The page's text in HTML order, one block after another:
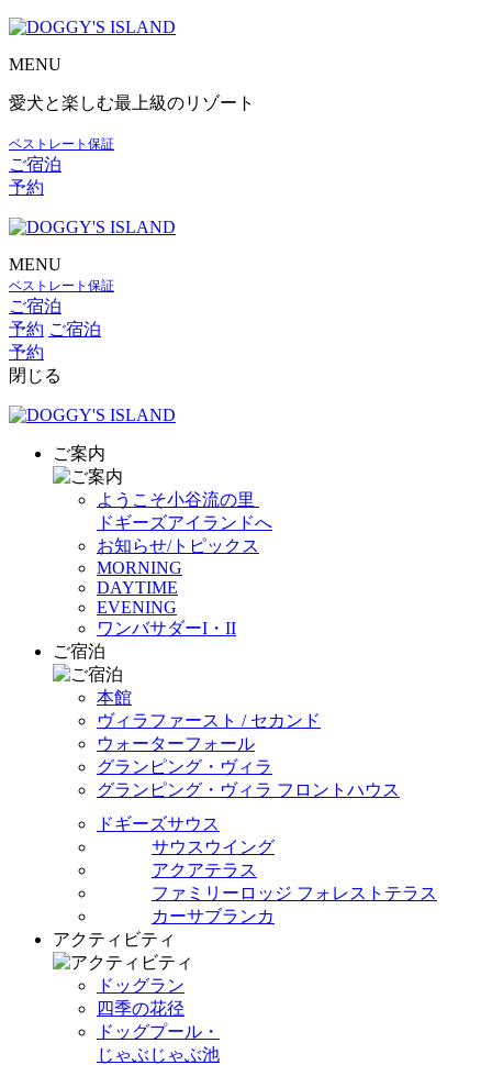
MENU
愛犬と楽しむ最上級のリゾート
ベストレート保証
ご宿泊
予約
MENU
ベストレート保証
ご宿泊
予約 ご宿泊
予約
閉じる
ご案内
ようこそ小谷流の里
ドギーズアイランドへ
お知らせ/トピックス
MORNING
DAYTIME
EVENING
ワンバサダーI・II
ご宿泊
本館
ヴィラファースト / セカンド
ウォーターフォール
グランピング・ヴィラ
グランピング・ヴィラ フロントハウス
ドギーズサウス
サウスウイング
アクアテラス
ファミリーロッジ フォレストテラス
カーサブランカ
アクティビティ
ドッグラン
四季の花径
ドッグプール・
じゃぶじゃぶ池